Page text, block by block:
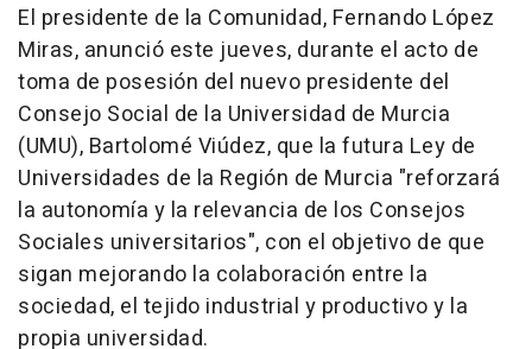
El presidente de la Comunidad, Fernando López
Miras, anunció este jueves, durante el acto de
toma de posesión del nuevo presidente del
Consejo Social de la Universidad de Murcia
(UMU), Bartolomé Viúdez, que la futura Ley de
Universidades de la Región de Murcia "reforzará
la autonomía y la relevancia de los Consejos
Sociales universitarios", con el objetivo de que
sigan mejorando la colaboración entre la
sociedad, el tejido industrial y productivo y la
propia universidad.